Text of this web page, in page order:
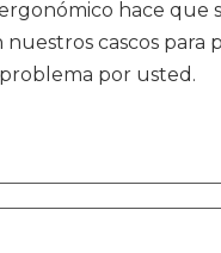
hace
cascos para
por usted.